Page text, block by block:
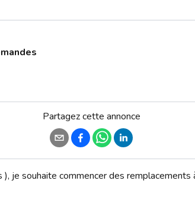
Partagez cette annonce
je souhaite commencer des